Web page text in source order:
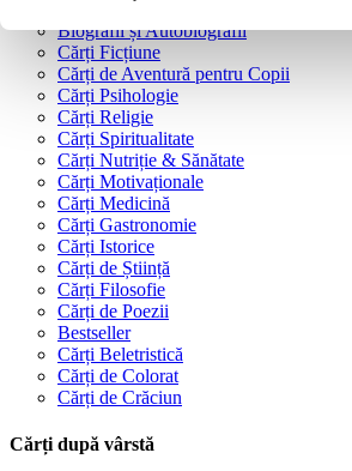
Biografii și Autobiografii
Cărți Ficțiune
Cărți de Aventură pentru Copii
Cărți Psihologie
Cărți Religie
Cărți Spiritualitate
Cărți Nutriție & Sănătate
Cărți Motivaționale
Cărți Medicină
Cărți Gastronomie
Cărți Istorice
Cărți de Știință
Cărți Filosofie
Cărți de Poezii
Bestseller
Cărți Beletristică
Cărți de Colorat
Cărți de Crăciun
Cărți după vârstă